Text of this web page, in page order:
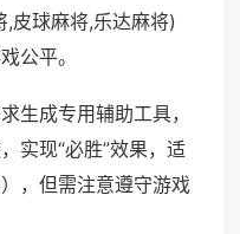
皮球麻将,乐达麻将)
公平。
生成专用辅助工具，
实现“必胜”效果，适
，但需注意遵守游戏